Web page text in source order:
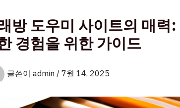
방 도우미 사이트의 매력
경험을 위한 가이드
글쓴이 admin / 7월 14, 2025